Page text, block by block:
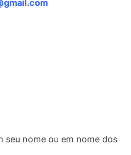
nome ou em nome dos